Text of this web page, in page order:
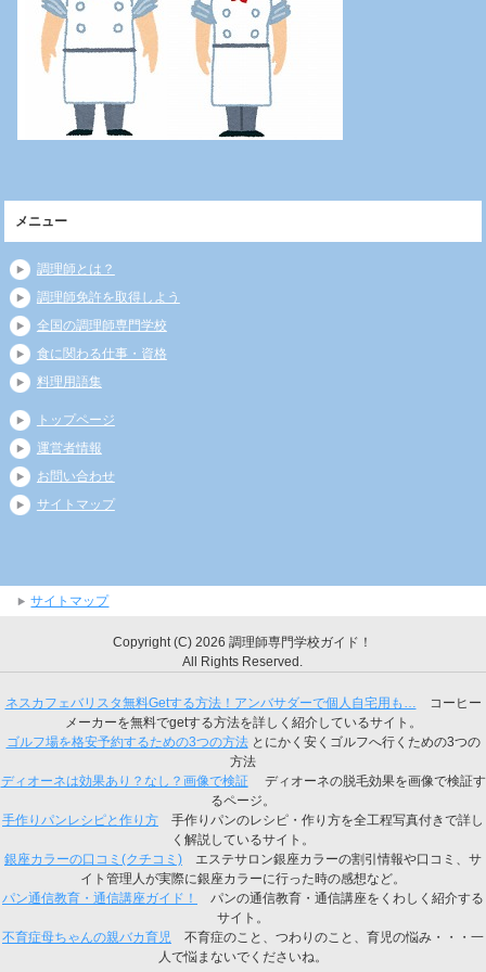
メニュー
調理師とは？
調理師免許を取得しよう
全国の調理師専門学校
食に関わる仕事・資格
料理用語集
トップページ
運営者情報
お問い合わせ
サイトマップ
サイトマップ
Copyright (C) 2026 調理師専門学校ガイド！
All Rights Reserved.
ネスカフェバリスタ無料Getする方法！アンバサダーで個人自宅用も… コーヒー
メーカーを無料でgetする方法を詳しく紹介しているサイト。
ゴルフ場を格安予約するための3つの方法とにかく安くゴルフへ行くための3つの
方法
ディオーネは効果あり？なし？画像で検証ディオーネの脱毛効果を画像で検証す
るページ。
手作りパンレシピと作り方 手作りパンのレシピ・作り方を全工程写真付きで詳し
く解説しているサイト。
銀座カラーの口コミ(クチコミ) エステサロン銀座カラーの割引情報や口コミ、サ
イト管理人が実際に銀座カラーに行った時の感想など。
パン通信教育・通信講座ガイド！
パンの通信教育・通信講座をくわしく紹介する
サイト。
不育症母ちゃんの親バカ育児 不育症のこと、つわりのこと、育児の悩み・・・一
人で悩まないでくださいね。